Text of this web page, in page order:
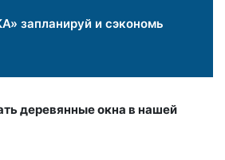
запланируй и сэкономь
деревянные окна в нашей